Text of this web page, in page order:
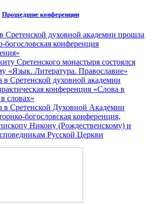
Прошедшие конференции
Сретенской духовной академии прошла
богословская конференция
Сретенского монастыря состоялся
«Язык. Литература. Православие»
в Сретенской духовной академии
конференция «Слова в
словах»
в Сретенской Духовной Академии
богословская конференция,
Никону (Рождественскому) и
Русской Церкви